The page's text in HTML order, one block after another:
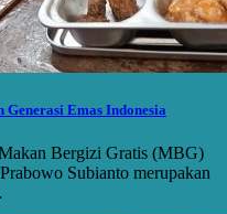
Emas Indonesia
Bergizi Gratis (MBG)
Subianto merupakan